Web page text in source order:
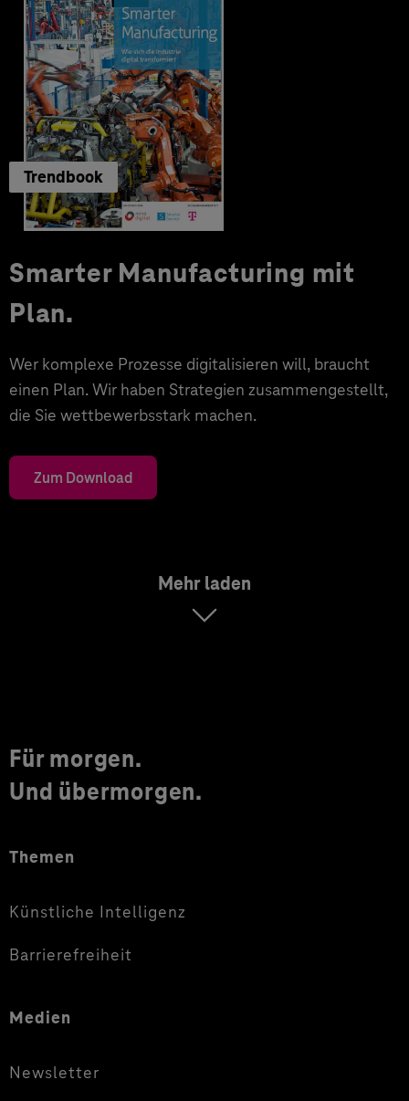
Trendbook
Smarter Manufacturing mit
Plan.
Wer komplexe Prozesse digitalisieren will, braucht
einen Plan. Wir haben Strategien zusammengestellt,
die Sie wettbewerbsstark machen.
Zum Download
Mehr laden
Für morgen.
Und übermorgen.
Themen
Künstliche Intelligenz
Barrierefreiheit
Medien
Newsletter